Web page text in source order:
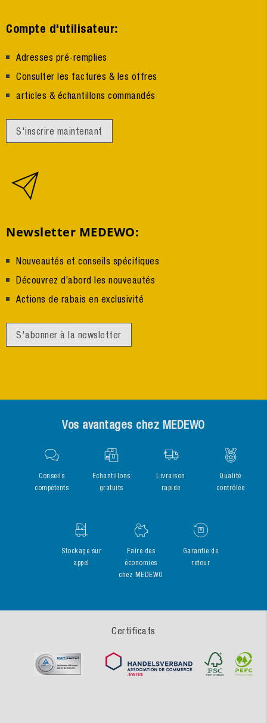
Compte d'utilisateur:
Adresses pré-remplies
Consulter les factures & les offres
articles & échantillons commandés
S'inscrire maintenant
Newsletter MEDEWO:
Nouveautés et conseils spécifiques
Découvrez d’abord les nouveautés
Actions de rabais en exclusivité
S'abonner à la newsletter
Vos avantages chez MEDEWO
Conseils
compétents
Echantillons
gratuits
Livraison
rapide
Qualité
contrôlée
Stockage sur
appel
Faire des
économies
chez MEDEWO
Garantie de
retour
Certificats